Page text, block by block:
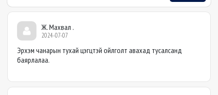
Ж. Махвал .
2024-07-07
Эрхэм чанарын тухай цэгцтэй ойлголт авахад тусалсанд
баярлалаа.